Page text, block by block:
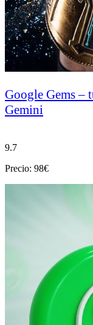
Google Gems –
Gemini
9.7
Precio: 98€